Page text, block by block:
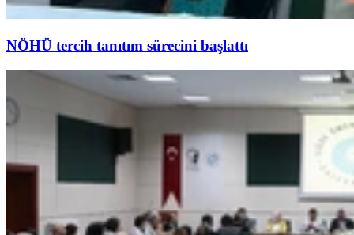
NÖHÜ tercih tanıtım sürecini başlattı